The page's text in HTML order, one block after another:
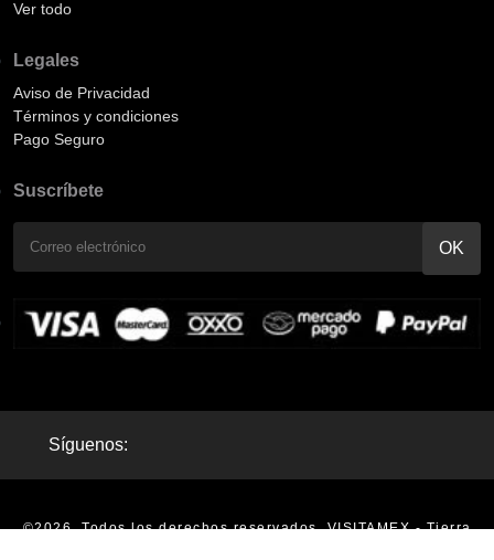
Ver todo
Legales
Aviso de Privacidad
Términos y condiciones
Pago Seguro
Suscríbete
Síguenos:
©2026. Todos los derechos reservados. VISITAMEX - Tierra